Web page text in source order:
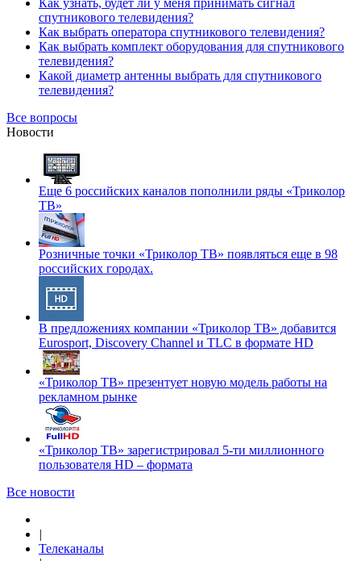
Как узнать, будет ли у меня принимать сигнал
спутникового телевидения?
Как выбрать оператора спутникового телевидения?
Как выбрать комплект оборудования для спутникового
телевидения?
Какой диаметр антенны выбрать для спутникового
телевидения?
Все вопросы
Новости
Еще 6 российских каналов пополнили ряды «Триколор
ТВ»
Розничные точки «Триколор ТВ» появляться еще в 98
российских городах.
В предложениях компании «Триколор ТВ» добавится
Eurosport, Discovery Channel и TLC в формате HD
«Триколор ТВ» презентует новую модель работы на
рекламном рынке
«Триколор ТВ» зарегистрировал 5-ти миллионного
пользователя HD – формата
Все новости
|
Телеканалы